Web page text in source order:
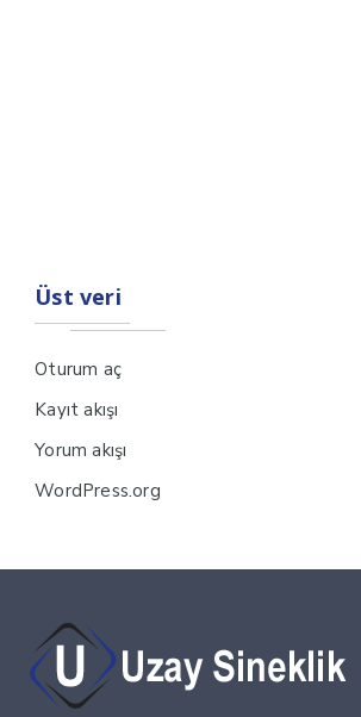
Üst veri
Oturum aç
Kayıt akışı
Yorum akışı
WordPress.org